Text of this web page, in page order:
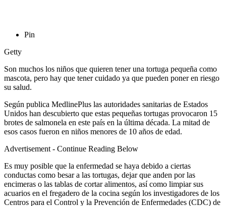
Pin
Getty
Son muchos los niños que quieren tener una tortuga pequeña como
mascota, pero hay que tener cuidado ya que pueden poner en riesgo
su salud.
Según publica MedlinePlus las autoridades sanitarias de Estados
Unidos han descubierto que estas pequeñas tortugas provocaron 15
brotes de salmonela en este país en la última década. La mitad de
esos casos fueron en niños menores de 10 años de edad.
Advertisement - Continue Reading Below
Es muy posible que la enfermedad se haya debido a ciertas
conductas como besar a las tortugas, dejar que anden por las
encimeras o las tablas de cortar alimentos, así como limpiar sus
acuarios en el fregadero de la cocina según los investigadores de los
Centros para el Control y la Prevención de Enfermedades (CDC) de